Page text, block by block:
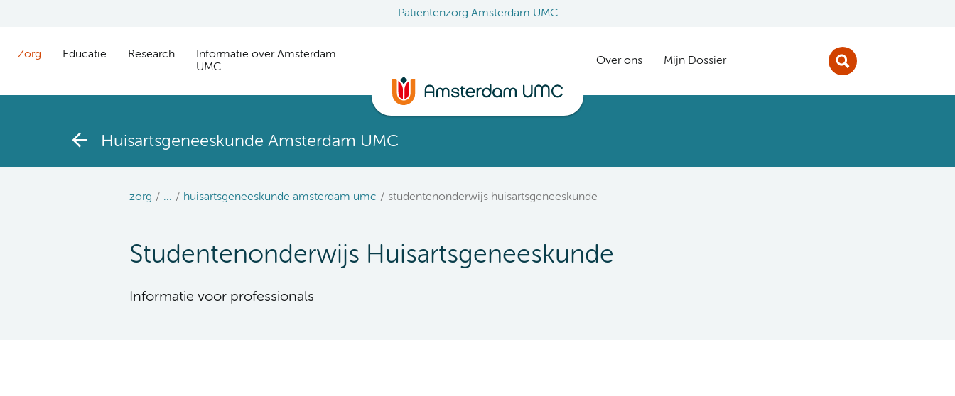
Patiëntenzorg Amsterdam UMC
Zorg Educatie Research
Informatie over Amsterdam
UMC
Over ons Mijn Dossier
Huisartsgeneeskunde Amsterdam UMC
zorg ... huisartsgeneeskunde amsterdam umc studentenonderwijs huisartsgeneeskunde
Studentenonderwijs Huisartsgeneeskunde
Informatie voor professionals